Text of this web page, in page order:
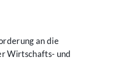
an die
Wirtschafts- und